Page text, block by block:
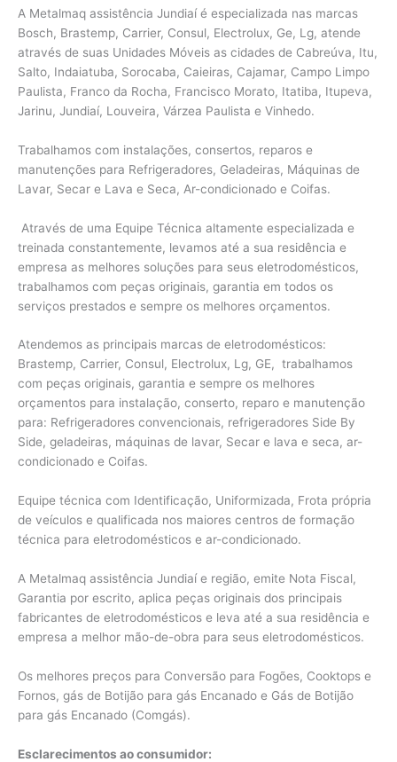
A Metalmaq assistência Jundiaí é especializada nas marcas
Bosch, Brastemp, Carrier, Consul, Electrolux, Ge, Lg, atende
através de suas Unidades Móveis as cidades de Cabreúva, Itu,
Salto, Indaiatuba, Sorocaba, Caieiras, Cajamar, Campo Limpo
Paulista, Franco da Rocha, Francisco Morato, Itatiba, Itupeva,
Jarinu, Jundiaí, Louveira, Várzea Paulista e Vinhedo.
Trabalhamos com instalações, consertos, reparos e
manutenções para Refrigeradores, Geladeiras, Máquinas de
Lavar, Secar e Lava e Seca, Ar-condicionado e Coifas.
Através de uma Equipe Técnica altamente especializada e
treinada constantemente, levamos até a sua residência e
empresa as melhores soluções para seus eletrodomésticos,
trabalhamos com peças originais, garantia em todos os
serviços prestados e sempre os melhores orçamentos.
Atendemos as principais marcas de eletrodomésticos:
Brastemp, Carrier, Consul, Electrolux, Lg, GE, trabalhamos
com peças originais, garantia e sempre os melhores
orçamentos para instalação, conserto, reparo e manutenção
para: Refrigeradores convencionais, refrigeradores Side By
Side, geladeiras, máquinas de lavar, Secar e lava e seca, ar-
condicionado e Coifas.
Equipe técnica com Identificação, Uniformizada, Frota própria
de veículos e qualificada nos maiores centros de formação
técnica para eletrodomésticos e ar-condicionado.
A Metalmaq assistência Jundiaí e região, emite Nota Fiscal,
Garantia por escrito, aplica peças originais dos principais
fabricantes de eletrodomésticos e leva até a sua residência e
empresa a melhor mão-de-obra para seus eletrodomésticos.
Os melhores preços para Conversão para Fogões, Cooktops e
Fornos, gás de Botijão para gás Encanado e Gás de Botijão
para gás Encanado (Comgás).
Esclarecimentos ao consumidor: